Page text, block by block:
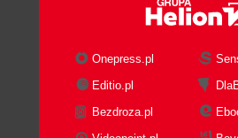
3.15. URUCHOMIANIE PLIKU
3.15.1. Zawartość okna PT
Onepress.pl
Editio.pl
Bezdroza.pl